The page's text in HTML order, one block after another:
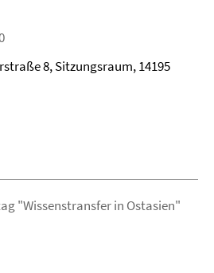
8, Sitzungsraum, 14195
"Wissenstransfer in Ostasien"